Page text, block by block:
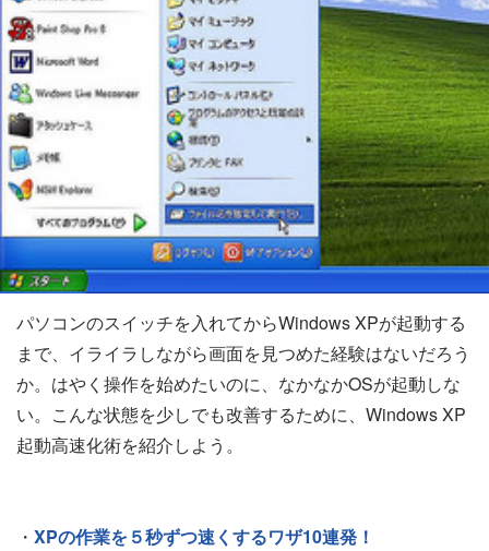
パソコンのスイッチを入れてからWindows XPが起動する
まで、イライラしながら画面を見つめた経験はないだろう
か。はやく操作を始めたいのに、なかなかOSが起動しな
い。こんな状態を少しでも改善するために、Windows XP
起動高速化術を紹介しよう。
・ XPの作業を５秒ずつ速くするワザ10連発！